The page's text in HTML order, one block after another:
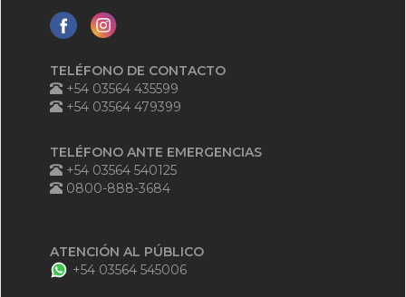
TELÉFONO DE CONTACTO
+54 03564 435599
+54 03564 479399
TELÉFONO ANTE EMERGENCIAS
+54 03564 540125
0800-888-3684
ATENCIÓN AL PÚBLICO
+54 03564 545006